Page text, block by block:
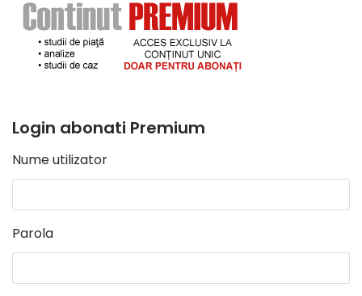
Login abonati Premium
Nume utilizator
Parola